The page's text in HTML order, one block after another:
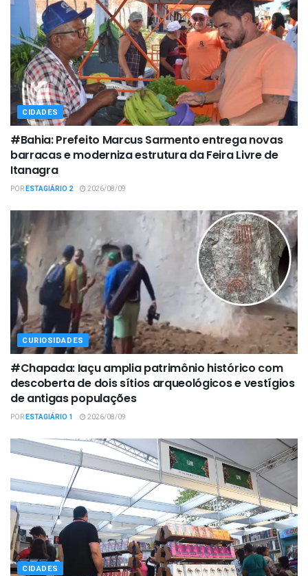
CIDADES
#Bahia: Prefeito Marcus Sarmento entrega novas
barracas e moderniza estrutura da Feira Livre de
Itanagra
PORESTAGIÁRIO 2 2026/08/09
CURIOSIDADES
#Chapada: Iaçu amplia patrimônio histórico com
descoberta de dois sítios arqueológicos e vestígios
de antigas populações
PORESTAGIÁRIO 1 2026/08/09
CIDADES